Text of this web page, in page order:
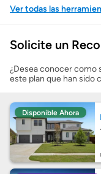
Mostrarme
Costos
Calcular mi
Solicite un
¿Desea conocer como
este plan que han sido
Disponible Ahora